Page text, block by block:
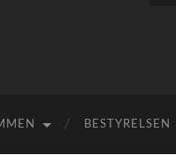
BESTYRELSEN